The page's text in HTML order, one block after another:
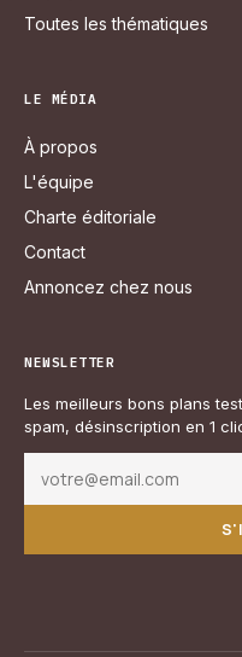
Toutes les thématiques
LE MÉDIA
À propos
L'équipe
Charte éditoriale
Contact
Annoncez chez nous
NEWSLETTER
Les meilleurs bons plans
spam, désinscription en 1